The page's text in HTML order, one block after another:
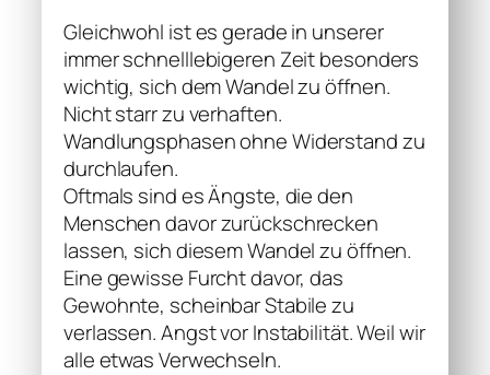
Gleichwohl ist es gerade in unserer
immer schnelllebigeren Zeit besonders
wichtig, sich dem Wandel zu öffnen.
Nicht starr zu verhaften.
Wandlungsphasen ohne Widerstand zu
durchlaufen.
Oftmals sind es Ängste, die den
Menschen davor zurückschrecken
lassen, sich diesem Wandel zu öffnen.
Eine gewisse Furcht davor, das
Gewohnte, scheinbar Stabile zu
verlassen. Angst vor Instabilität. Weil wir
alle etwas Verwechseln.